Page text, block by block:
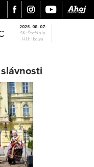
2026. 08. 07.
SK: Štefánia
HU: Ibolya